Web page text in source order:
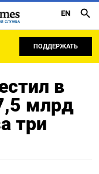
СЛУЖБА
EN
ПОДДЕРЖАТЬ
в
млрд
три